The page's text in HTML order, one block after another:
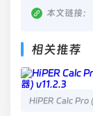
本文链接：
相关推荐